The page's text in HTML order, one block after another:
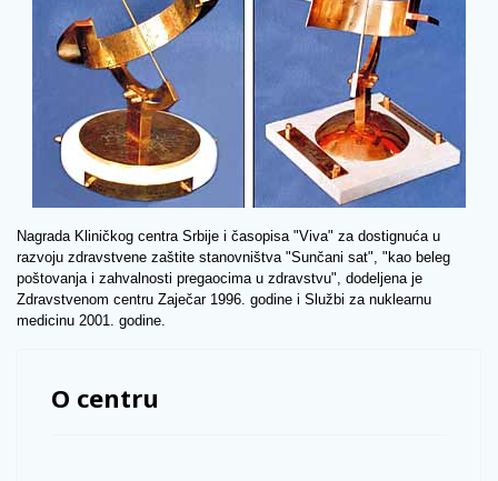
Nagrada Kliničkog centra Srbije i časopisa "Viva" za dostignuća u
razvoju zdravstvene zaštite stanovništva "Sunčani sat", "kao beleg
poštovanja i zahvalnosti pregaocima u zdravstvu", dodeljena je
Zdravstvenom centru Zaječar 1996. godine i Službi za nuklearnu
medicinu 2001. godine.
O centru